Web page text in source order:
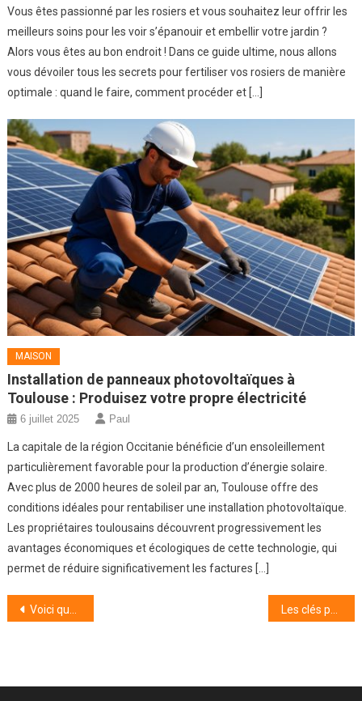
Vous êtes passionné par les rosiers et vous souhaitez leur offrir les
meilleurs soins pour les voir s’épanouir et embellir votre jardin ?
Alors vous êtes au bon endroit ! Dans ce guide ultime, nous allons
vous dévoiler tous les secrets pour fertiliser vos rosiers de manière
optimale : quand le faire, comment procéder et […]
MAISON
Installation de panneaux photovoltaïques à
Toulouse : Produisez votre propre électricité
6 juillet 2025 Paul
La capitale de la région Occitanie bénéficie d’un ensoleillement
particulièrement favorable pour la production d’énergie solaire.
Avec plus de 2000 heures de soleil par an, Toulouse offre des
conditions idéales pour rentabiliser une installation photovoltaïque.
Les propriétaires toulousains découvrent progressivement les
avantages économiques et écologiques de cette technologie, qui
permet de réduire significativement les factures […]
Navigation
Voici quelques-uns des plus beaux villages aux alentours de Strasbourg Les clés pour une conduite sécurisée et sereine sous la pluie